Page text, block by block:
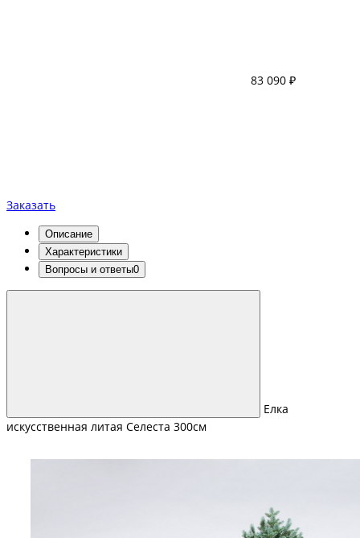
83 090 ₽
Заказать
Описание
Характеристики
Вопросы и ответы0
Елка
искусственная литая Селеста 300см